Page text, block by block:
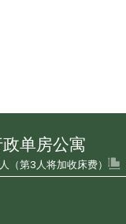
单房公寓
（第3人将加收床费）